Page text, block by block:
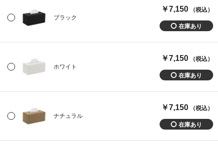
ブラック
￥7,150 （税込）
ホワイト
￥7,150 （税込）
ナチュラル
￥7,150 （税込）